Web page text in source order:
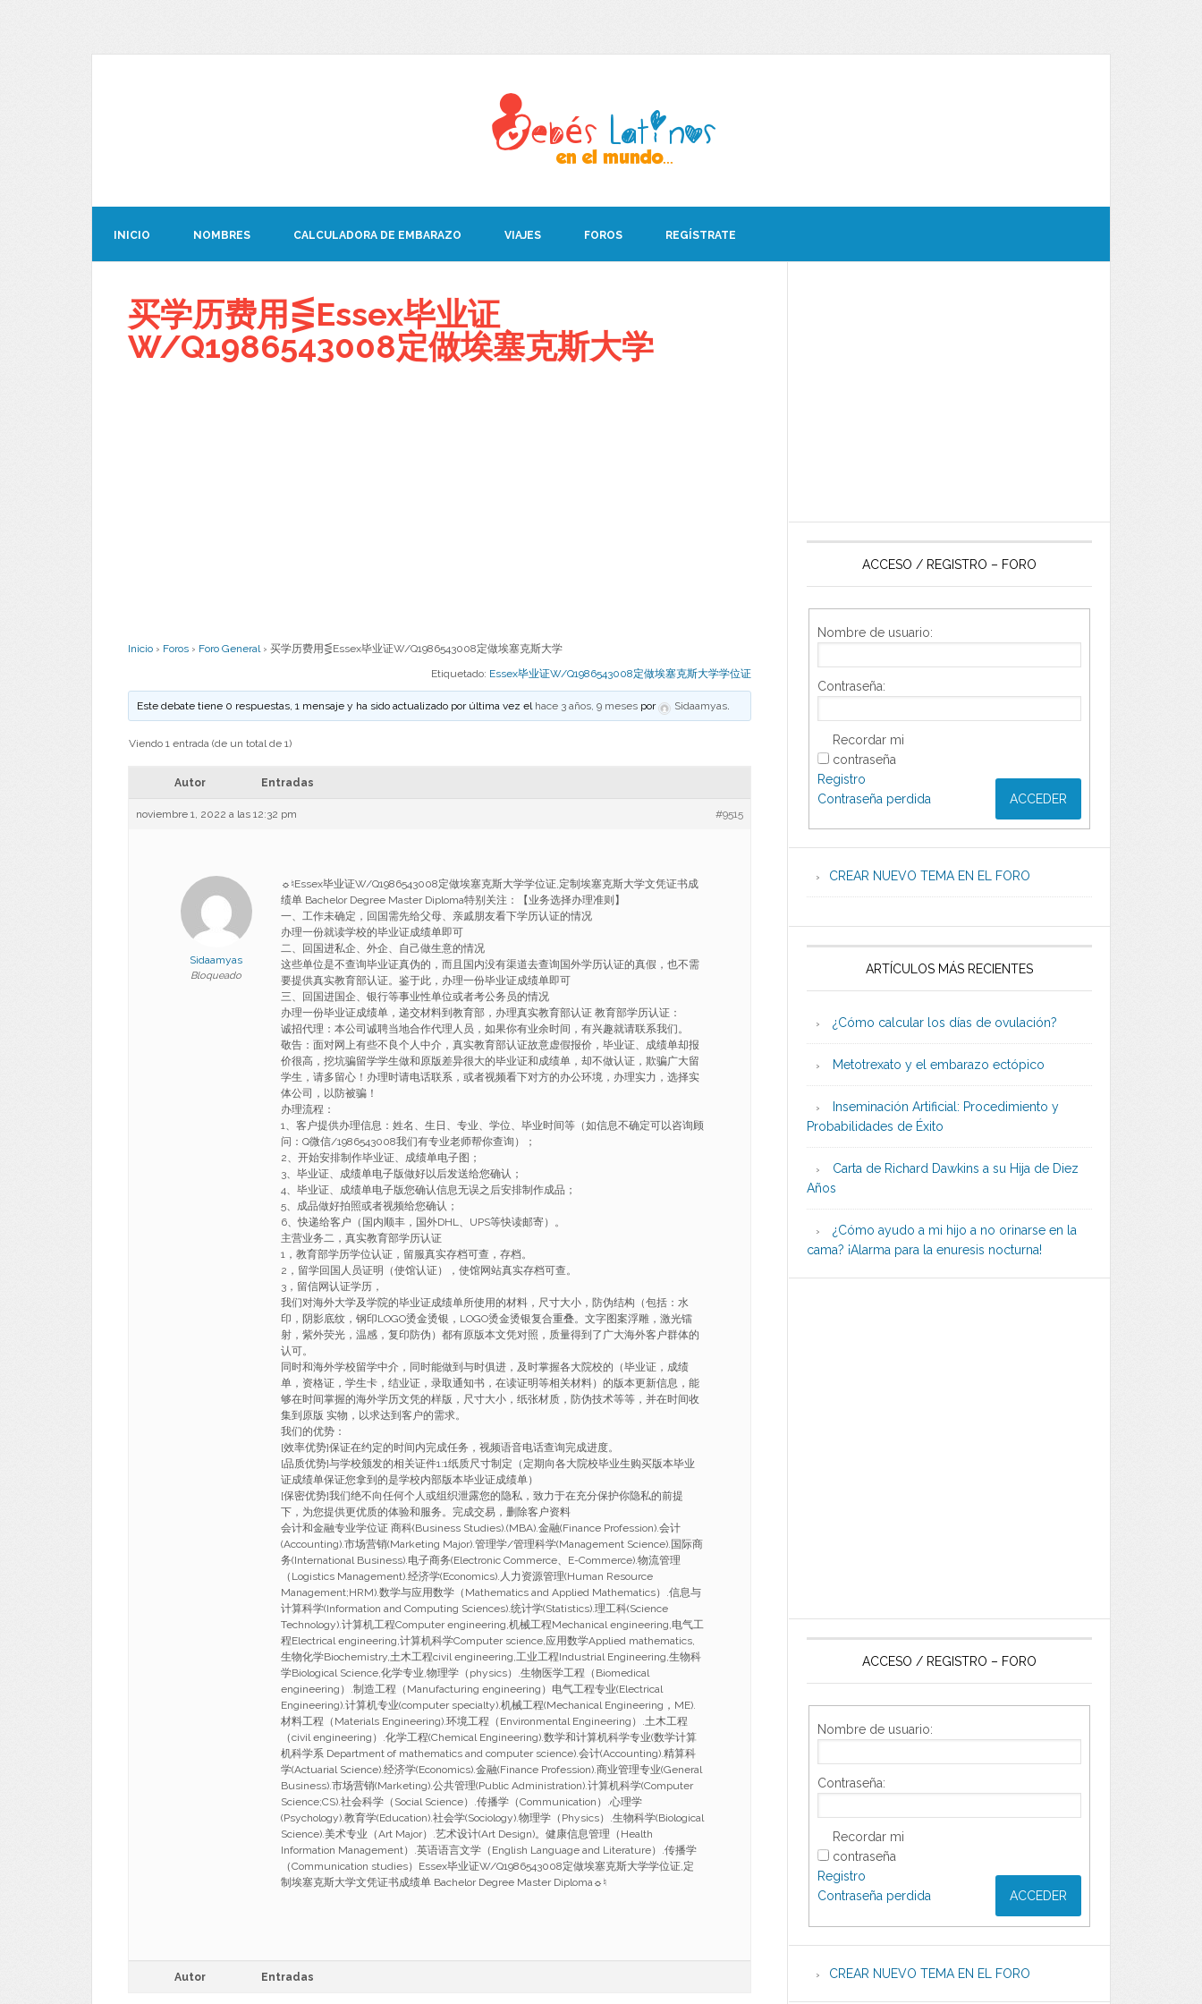
INICIO NOMBRES CALCULADORA DE EMBARAZO VIAJES FOROS REGÍSTRATE
买学历费用⋚Essex毕业证
W/Q1986543008定做埃塞克斯大学
Inicio › Foros › Foro General › 买学历费用⋚Essex毕业证W/Q1986543008定做埃塞克斯大学
Etiquetado: Essex毕业证W/Q1986543008定做埃塞克斯大学学位证
Este debate tiene 0 respuestas, 1 mensaje y ha sido actualizado por última vez el hace 3 años, 9 meses por Sidaamyas.
Viendo 1 entrada (de un total de 1)
Autor Entradas
noviembre 1, 2022 a las 12:32 pm #9515
Sidaamyas
Bloqueado
☼♮Essex毕业证W/Q1986543008定做埃塞克斯大学学位证,定制埃塞克斯大学文凭证书成
绩单 Bachelor Degree Master Diploma特别关注：【业务选择办理准则】
一、工作未确定，回国需先给父母、亲戚朋友看下学历认证的情况
办理一份就读学校的毕业证成绩单即可
二、回国进私企、外企、自己做生意的情况
这些单位是不查询毕业证真伪的，而且国内没有渠道去查询国外学历认证的真假，也不需
要提供真实教育部认证。鉴于此，办理一份毕业证成绩单即可
三、回国进国企、银行等事业性单位或者考公务员的情况
办理一份毕业证成绩单，递交材料到教育部，办理真实教育部认证 教育部学历认证：
诚招代理：本公司诚聘当地合作代理人员，如果你有业余时间，有兴趣就请联系我们。
敬告：面对网上有些不良个人中介，真实教育部认证故意虚假报价，毕业证、成绩单却报
价很高，挖坑骗留学学生做和原版差异很大的毕业证和成绩单，却不做认证，欺骗广大留
学生，请多留心！办理时请电话联系，或者视频看下对方的办公环境，办理实力，选择实
体公司，以防被骗！
办理流程：
1、客户提供办理信息：姓名、生日、专业、学位、毕业时间等（如信息不确定可以咨询顾
问：Q微信/1986543008我们有专业老师帮你查询）；
2、开始安排制作毕业证、成绩单电子图；
3、毕业证、成绩单电子版做好以后发送给您确认；
4、毕业证、成绩单电子版您确认信息无误之后安排制作成品；
5、成品做好拍照或者视频给您确认；
6、快递给客户（国内顺丰，国外DHL、UPS等快读邮寄）。
主营业务二，真实教育部学历认证
1，教育部学历学位认证，留服真实存档可查，存档。
2，留学回国人员证明（使馆认证），使馆网站真实存档可查。
3，留信网认证学历，
我们对海外大学及学院的毕业证成绩单所使用的材料，尺寸大小，防伪结构（包括：水
印，阴影底纹，钢印LOGO烫金烫银，LOGO烫金烫银复合重叠。文字图案浮雕，激光镭
射，紫外荧光，温感，复印防伪）都有原版本文凭对照，质量得到了广大海外客户群体的
认可。
同时和海外学校留学中介，同时能做到与时俱进，及时掌握各大院校的（毕业证，成绩
单，资格证，学生卡，结业证，录取通知书，在读证明等相关材料）的版本更新信息，能
够在时间掌握的海外学历文凭的样版，尺寸大小，纸张材质，防伪技术等等，并在时间收
集到原版 实物，以求达到客户的需求。
我们的优势：
[效率优势]保证在约定的时间内完成任务，视频语音电话查询完成进度。
[品质优势]与学校颁发的相关证件1:1纸质尺寸制定（定期向各大院校毕业生购买版本毕业
证成绩单保证您拿到的是学校内部版本毕业证成绩单）
[保密优势]我们绝不向任何个人或组织泄露您的隐私，致力于在充分保护你隐私的前提
下，为您提供更优质的体验和服务。完成交易，删除客户资料
会计和金融专业学位证 商科(Business Studies).(MBA).金融(Finance Profession).会计
(Accounting).市场营销(Marketing Major).管理学/管理科学(Management Science).国际商
务(International Business).电子商务(Electronic Commerce、E-Commerce).物流管理
（Logistics Management).经济学(Economics).人力资源管理(Human Resource
Management;HRM).数学与应用数学（Mathematics and Applied Mathematics）.信息与
计算科学(Information and Computing Sciences).统计学(Statistics).理工科(Science
Technology).计算机工程Computer engineering,机械工程Mechanical engineering,电气工
程Electrical engineering,计算机科学Computer science,应用数学Applied mathematics,
生物化学Biochemistry,土木工程civil engineering,工业工程Industrial Engineering,生物科
学Biological Science,化学专业,物理学（physics）.生物医学工程（Biomedical
engineering）.制造工程（Manufacturing engineering）电气工程专业(Electrical
Engineering).计算机专业(computer specialty).机械工程(Mechanical Engineering，ME).
材料工程（Materials Engineering).环境工程（Environmental Engineering）.土木工程
（civil engineering）.化学工程(Chemical Engineering).数学和计算机科学专业(数学计算
机科学系 Department of mathematics and computer science).会计(Accounting).精算科
学(Actuarial Science).经济学(Economics).金融(Finance Profession).商业管理专业(General
Business).市场营销(Marketing).公共管理(Public Administration).计算机科学(Computer
Science;CS).社会科学（Social Science）.传播学（Communication）.心理学
(Psychology).教育学(Education).社会学(Sociology).物理学（Physics）.生物科学(Biological
Science).美术专业（Art Major）.艺术设计(Art Design)。健康信息管理（Health
Information Management）.英语语言文学（English Language and Literature）.传播学
（Communication studies）Essex毕业证W/Q1986543008定做埃塞克斯大学学位证,定
制埃塞克斯大学文凭证书成绩单 Bachelor Degree Master Diploma☼♮
Autor Entradas
ACCESO / REGISTRO – FORO
Nombre de usuario:
Contraseña:
Recordar mi
contraseña
ACCEDER
Registro
Contraseña perdida
CREAR NUEVO TEMA EN EL FORO
ARTÍCULOS MÁS RECIENTES
¿Cómo calcular los días de ovulación?
Metotrexato y el embarazo ectópico
Inseminación Artificial: Procedimiento y
Probabilidades de Éxito
Carta de Richard Dawkins a su Hija de Diez
Años
¿Cómo ayudo a mi hijo a no orinarse en la
cama? ¡Alarma para la enuresis nocturna!
ACCESO / REGISTRO – FORO
Nombre de usuario:
Contraseña:
Recordar mi
contraseña
ACCEDER
Registro
Contraseña perdida
CREAR NUEVO TEMA EN EL FORO